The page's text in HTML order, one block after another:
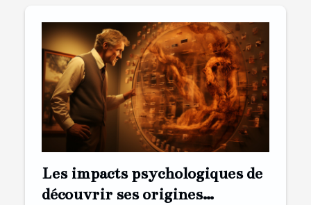
Les impacts psychologiques de
découvrir ses origines